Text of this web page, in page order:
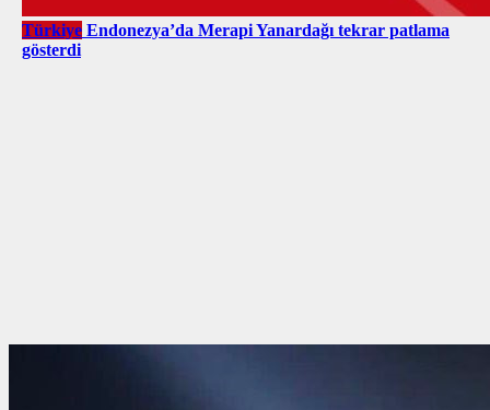
Türkiye Endonezya’da Merapi Yanardağı tekrar patlama
gösterdi